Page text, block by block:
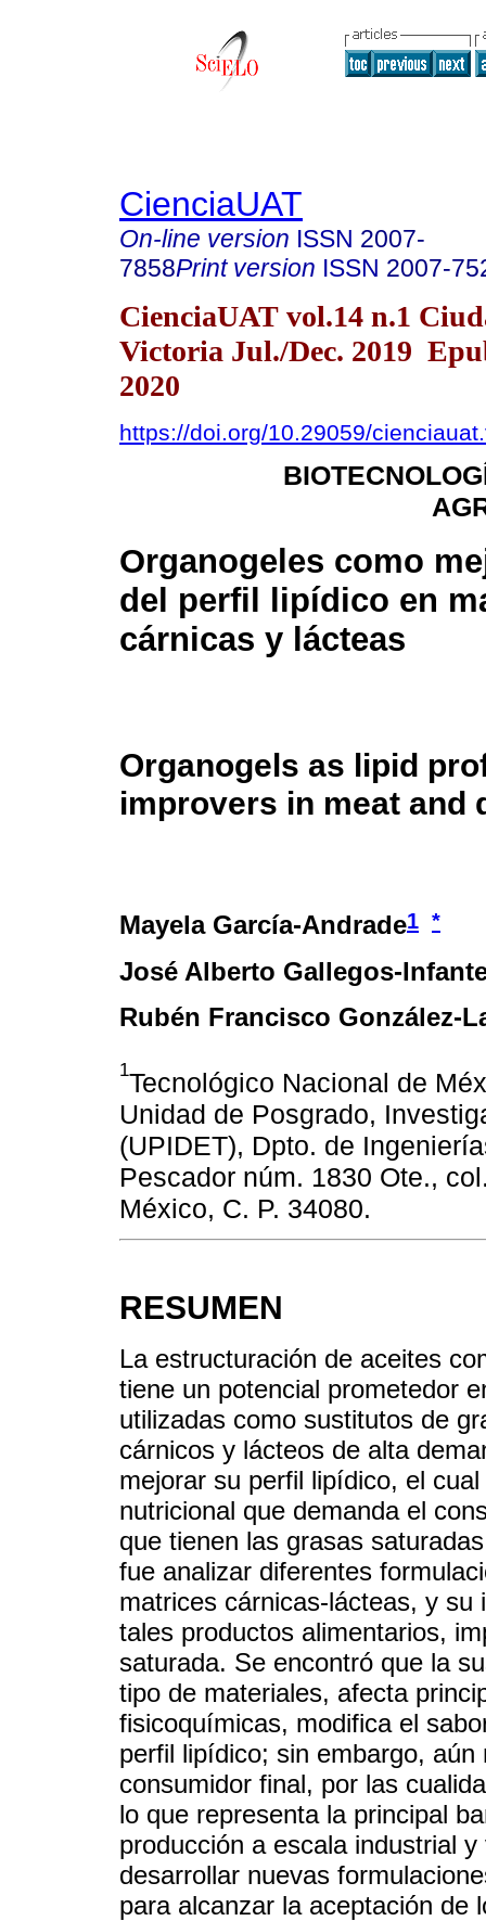
CienciaUAT
On-line version ISSN 2007-
7858Print version ISSN 2007-
CienciaUAT vol.14 n.1
Victoria Jul./Dec. 2019
2020
https://doi.org/10.29059/
Organogeles como
del perfil lipídico en
cárnicas y lácteas
Organogels as lipid
improvers in meat and
Mayela García-Andrade1 *
José Alberto Gallegos-
Rubén Francisco González-
1Tecnológico Nacional de
Unidad de Posgrado,
(UPIDET), Dpto. de
Pescador núm. 1830 Ote.,
México, C. P. 34080.
RESUMEN
La estructuración de aceites
tiene un potencial prometedor
utilizadas como sustitutos de
cárnicos y lácteos de alta
mejorar su perfil lipídico, el
nutricional que demanda el
que tienen las grasas
fue analizar diferentes
matrices cárnicas-lácteas, y su
tales productos alimentarios,
saturada. Se encontró que la
tipo de materiales, afecta
fisicoquímicas, modifica el
perfil lipídico; sin embargo,
consumidor final, por las
lo que representa la principal
producción a escala industrial
desarrollar nuevas
para alcanzar la aceptación de